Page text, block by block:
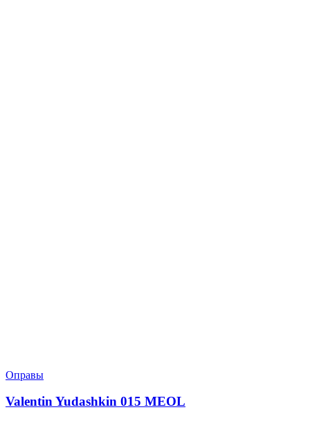
Оправы
Valentin Yudashkin 015 MEOL